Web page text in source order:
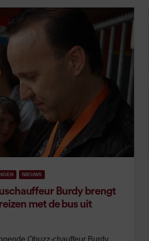
NIEUWS
Burdy brengt
met de bus uit
Qbuzz-chauffeur Burdy